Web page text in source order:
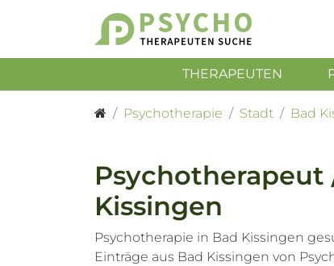
THERAPEUTEN
Psychotherapie Stadt Bad
Kissingen
Psychotherapie in Bad Kissingen
Einträge aus Bad Kissingen von